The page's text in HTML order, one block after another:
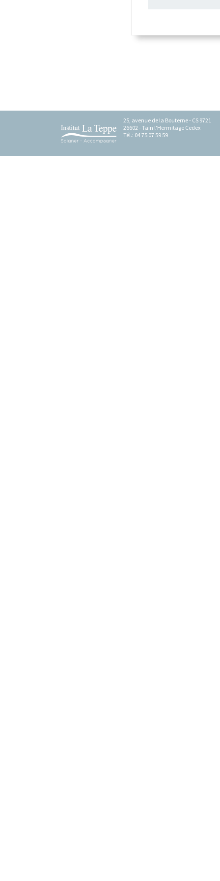
25, avenue de la Bouterne - CS 9721
26602 - Tain l'Hermitage Cedex
Tél.: 04 75 07 59 59